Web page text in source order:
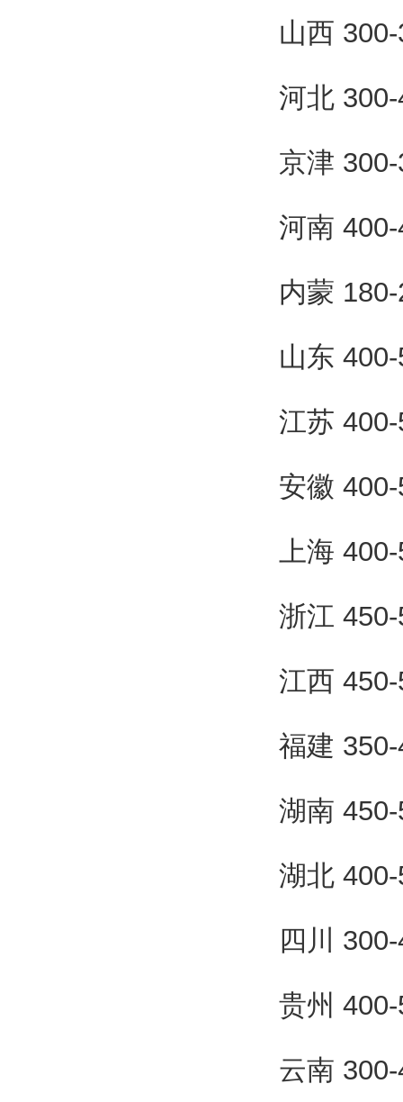
山西
河北
京津
河南
内蒙
山东
江苏
安徽
上海
浙江
江西
福建
湖南
湖北
四川
贵州
云南